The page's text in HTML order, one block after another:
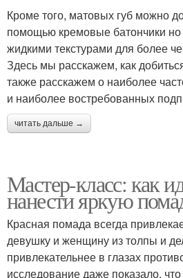
Кроме того, матовых губ можно
помощью кремовые батончики но
жидкими текстурами для более
Здесь мы расскажем, как
также расскажем о наиболее
и ​​наиболее востребованных
читать дальше →
Мастер-класс: как
нанести яркую
Красная помада всегда
девушку и женщину из толпы и
привлекательнее в глазах
исследование даже показало,